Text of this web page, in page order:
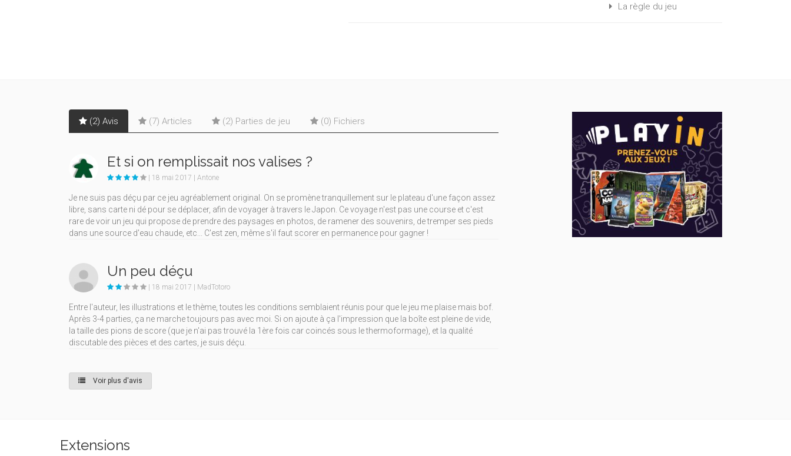
La règle du jeu
(2) Avis (7) Articles (2) Parties de jeu (0) Fichiers
Et si on remplissait nos valises ?
| 18 mai 2017 | Antone
Je ne suis pas déçu par ce jeu agréablement original. On se promène tranquillement sur le plateau d'une façon assez
libre, sans carte ni dé pour se déplacer, afin de voyager à travers le Japon. Ce voyage n'est pas une course et c'est
rare de voir un jeu qui propose de prendre des paysages en photos, de ramener des souvenirs, de tremper ses pieds
dans une source d'eau chaude, etc... C'est zen, même s'il faut scorer en permanence pour gagner !
Un peu déçu
| 18 mai 2017 | MadTotoro
Entre l'auteur, les illustrations et le thème, toutes les conditions semblaient réunis pour que le jeu me plaise mais bof.
Après 3-4 parties, ça ne marche toujours pas avec moi. Si on ajoute à ça l'impression que la boîte est pleine de vide,
la taille des pions de score (que je n'ai pas trouvé la 1ère fois car coincés sous le thermoformage), et la qualité
discutable des pièces et des cartes, je suis déçu.
Voir plus d'avis
Extensions